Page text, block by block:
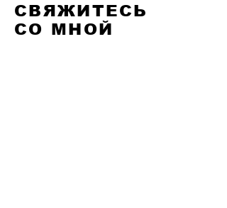
СВЯЖИТЕСЬ
СО МНОЙ